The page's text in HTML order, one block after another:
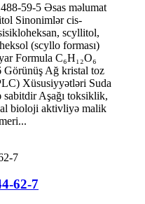
59-5 Əsas məlumat
Sinonimlər cis-
scyllitol,
(scyllo forması)
Formula C₆H₁₂O₆
Ağ kristal toz
Xüsusiyyətləri Suda
Aşağı toksiklik,
bioloji aktivliyə malik
62-7